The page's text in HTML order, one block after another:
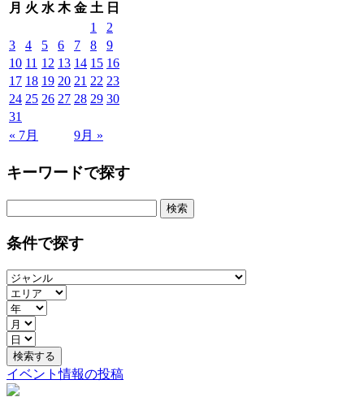
月 火 水 木 金 土 日
« 7月 9月 »
1
2
3
4 5 6 7 8
9
10 11 12 13 14 15 16
17 18 19 20 21 22 23
24 25 26 27 28 29 30
31
キーワードで探す
条件で探す
イベント情報の投稿